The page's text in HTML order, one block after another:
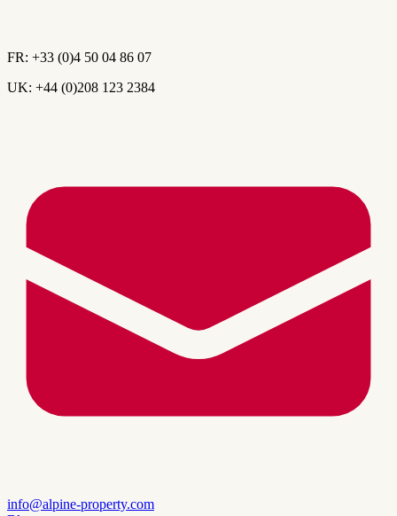
FR: +33 (0)4 50 04 86 07
UK: +44 (0)208 123 2384
info@alpine-property.com